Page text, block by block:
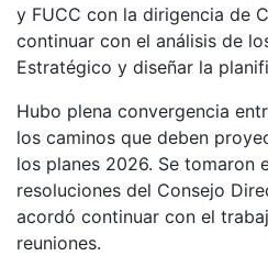
y FUCC con la dirigencia de
continuar con el análisis de
Estratégico y diseñar la
Hubo plena convergencia
los caminos que deben
los planes 2026. Se tomaron
resoluciones del Consejo
acordó continuar con el
reuniones.